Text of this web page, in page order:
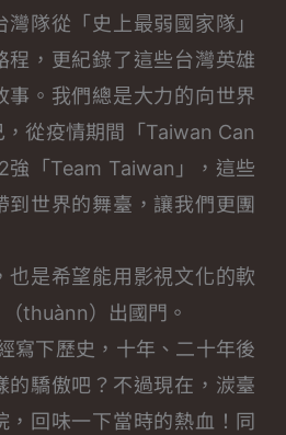
隊從「史上最弱國家隊」
程，更紀錄了這些台灣英雄
事。我們總是大力的向世界
從疫情期間「Taiwan Can
強「Team Taiwan」，這些
到世界的舞臺，讓我們更團
也是希望能用影視文化的軟
thuànn）出國門。
寫下歷史，十年、二十年後
的驕傲吧？不過現在，湠臺
，回味一下當時的熱血！同